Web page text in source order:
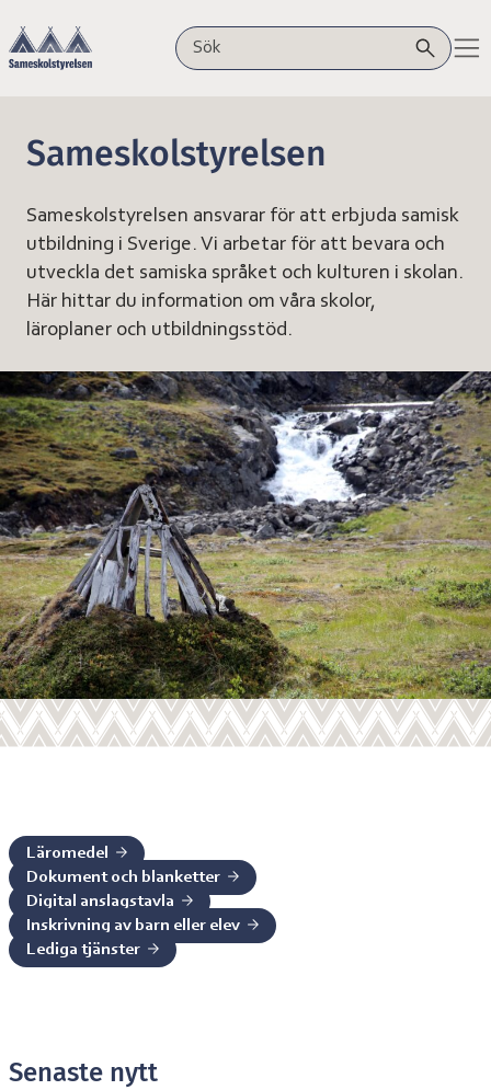
Sameskolstyrelsen
Sök på webbplatsen
Sameskolstyrelsen
Sameskolstyrelsen ansvarar för att erbjuda samisk
utbildning i Sverige. Vi arbetar för att bevara och
utveckla det samiska språket och kulturen i skolan.
Här hittar du information om våra skolor,
läroplaner och utbildningsstöd.
Läromedel
Dokument och blanketter
Digital anslagstavla
Inskrivning av barn eller elev
Lediga tjänster
Senaste nytt